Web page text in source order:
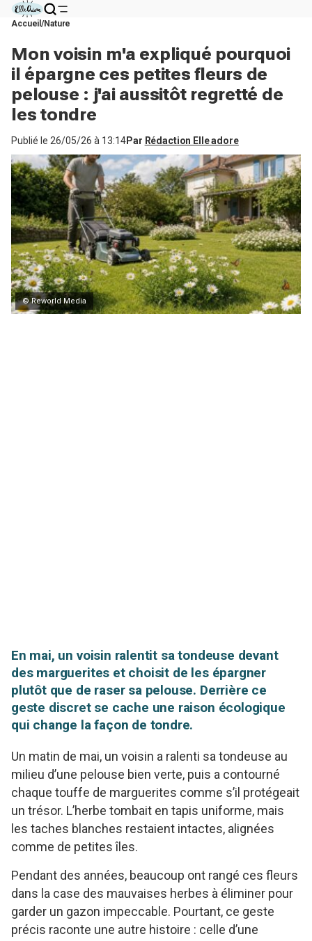
Accueil Nature
Mon voisin m'a expliqué pourquoi
il épargne ces petites fleurs de
pelouse : j'ai aussitôt regretté de
les tondre
Publié le 26/05/26 à 13:14Par Rédaction Elle adore
© Reworld Media
En mai, un voisin ralentit sa tondeuse devant
des marguerites et choisit de les épargner
plutôt que de raser sa pelouse. Derrière ce
geste discret se cache une raison écologique
qui change la façon de tondre.
Un matin de mai, un voisin a ralenti sa tondeuse au
milieu d’une pelouse bien verte, puis a contourné
chaque touffe de marguerites comme s’il protégeait
un trésor. L’herbe tombait en tapis uniforme, mais
les taches blanches restaient intactes, alignées
comme de petites îles.
Pendant des années, beaucoup ont rangé ces fleurs
dans la case des mauvaises herbes à éliminer pour
garder un gazon impeccable. Pourtant, ce geste
précis raconte une autre histoire : celle d’une